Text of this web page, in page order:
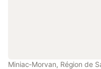
Miniac-Morvan, Région de